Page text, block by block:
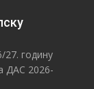
27. годину
ДАС 2026-